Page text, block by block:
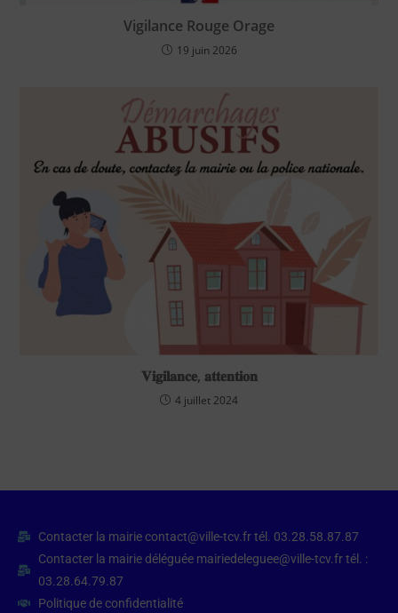
Vigilance Rouge Orage
19 juin 2026
𝐕𝐢𝐠𝐢𝐥𝐚𝐧𝐜𝐞, 𝐚𝐭𝐭𝐞𝐧𝐭𝐢𝐨𝐧
4 juillet 2024
Contacter la mairie contact@ville-tcv.fr tél. 03.28.58.87.87
Contacter la mairie déléguée mairiedeleguee@ville-tcv.fr tél. :
03.28.64.79.87
Politique de confidentialité